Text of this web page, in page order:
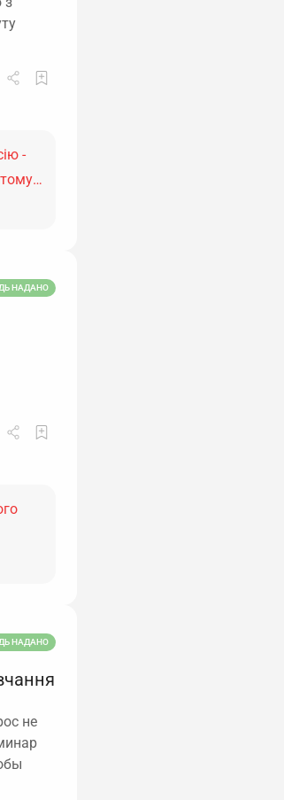
-
тому…
НАДАНО
НАДАНО
не